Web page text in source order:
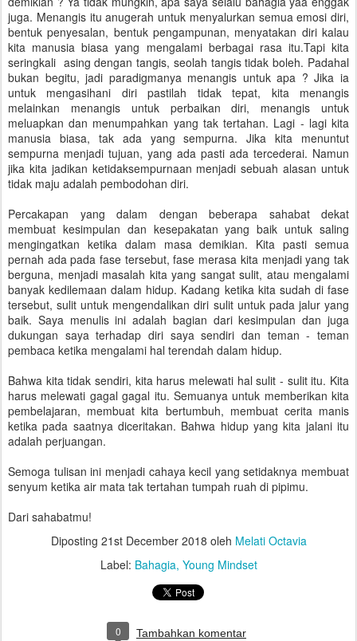
juga. Menangis itu anugerah untuk menyalurkan semua emosi diri,
bentuk penyesalan, bentuk pengampunan, menyatakan diri kalau
kita manusia biasa yang mengalami berbagai rasa itu.Tapi kita
seringkali asing dengan tangis, seolah tangis tidak boleh. Padahal
bukan begitu, jadi paradigmanya menangis untuk apa ? Jika ia
untuk mengasihani diri pastilah tidak tepat, kita menangis
melainkan menangis untuk perbaikan diri, menangis untuk
meluapkan dan menumpahkan yang tak tertahan. Lagi - lagi kita
manusia biasa, tak ada yang sempurna. Jika kita menuntut
sempurna menjadi tujuan, yang ada pasti ada tercederai. Namun
jika kita jadikan ketidaksempurnaan menjadi sebuah alasan untuk
tidak maju adalah pembodohan diri.
Percakapan yang dalam dengan beberapa sahabat dekat
membuat kesimpulan dan kesepakatan yang baik untuk saling
mengingatkan ketika dalam masa demikian. Kita pasti semua
pernah ada pada fase tersebut, fase merasa kita menjadi yang tak
berguna, menjadi masalah kita yang sangat sulit, atau mengalami
banyak kedilemaan dalam hidup. Kadang ketika kita sudah di fase
tersebut, sulit untuk mengendalikan diri sulit untuk pada jalur yang
baik. Saya menulis ini adalah bagian dari kesimpulan dan juga
dukungan saya terhadap diri saya sendiri dan teman - teman
pembaca ketika mengalami hal terendah dalam hidup.
Bahwa kita tidak sendiri, kita harus melewati hal sulit - sulit itu. Kita
harus melewati gagal gagal itu. Semuanya untuk memberikan kita
pembelajaran, membuat kita bertumbuh, membuat cerita manis
ketika pada saatnya diceritakan. Bahwa hidup yang kita jalani itu
adalah perjuangan.
Semoga tulisan ini menjadi cahaya kecil yang setidaknya membuat
senyum ketika air mata tak tertahan tumpah ruah di pipimu.
Dari sahabatmu!
Diposting 21st December 2018 oleh Melati Octavia
Label: Bahagia Young Mindset
0 Tambahkan komentar